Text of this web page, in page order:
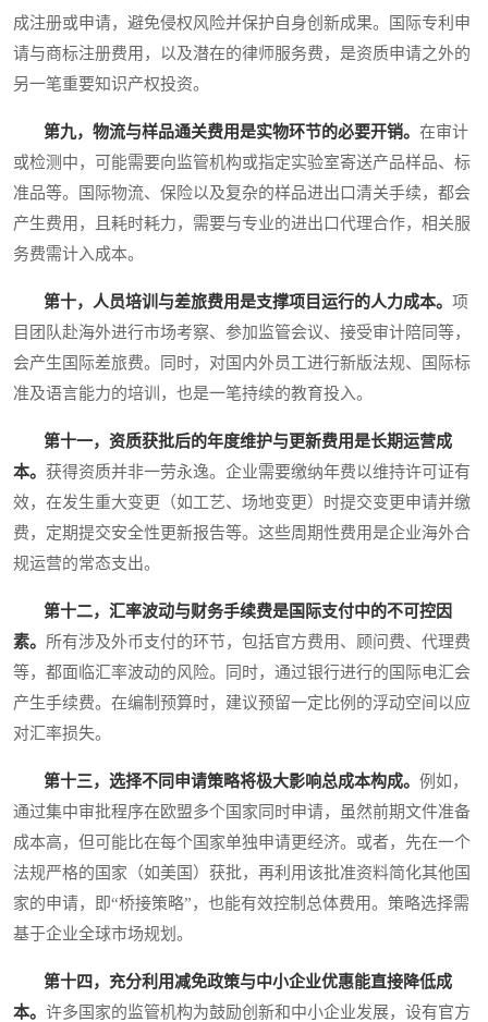
成注册或申请，避免侵权风险并保护自身创新成果。国际专利申
请与商标注册费用，以及潜在的律师服务费，是资质申请之外的
另一笔重要知识产权投资。
第九，物流与样品通关费用是实物环节的必要开销。 在审计
或检测中，可能需要向监管机构或指定实验室寄送产品样品、标
准品等。国际物流、保险以及复杂的样品进出口清关手续，都会
产生费用，且耗时耗力，需要与专业的进出口代理合作，相关服
务费需计入成本。
第十，人员培训与差旅费用是支撑项目运行的人力成本。 项
目团队赴海外进行市场考察、参加监管会议、接受审计陪同等，
会产生国际差旅费。同时，对国内外员工进行新版法规、国际标
准及语言能力的培训，也是一笔持续的教育投入。
第十一，资质获批后的年度维护与更新费用是长期运营成
本。 获得资质并非一劳永逸。企业需要缴纳年费以维持许可证有
效，在发生重大变更（如工艺、场地变更）时提交变更申请并缴
费，定期提交安全性更新报告等。这些周期性费用是企业海外合
规运营的常态支出。
第十二，汇率波动与财务手续费是国际支付中的不可控因
素。 所有涉及外币支付的环节，包括官方费用、顾问费、代理费
等，都面临汇率波动的风险。同时，通过银行进行的国际电汇会
产生手续费。在编制预算时，建议预留一定比例的浮动空间以应
对汇率损失。
第十三，选择不同申请策略将极大影响总成本构成。 例如，
通过集中审批程序在欧盟多个国家同时申请，虽然前期文件准备
成本高，但可能比在每个国家单独申请更经济。或者，先在一个
法规严格的国家（如美国）获批，再利用该批准资料简化其他国
家的申请，即“桥接策略”，也能有效控制总体费用。策略选择需
基于企业全球市场规划。
第十四，充分利用减免政策与中小企业优惠能直接降低成
本。 许多国家的监管机构为鼓励创新和中小企业发展，设有官方